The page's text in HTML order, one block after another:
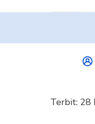
Terbit: 28